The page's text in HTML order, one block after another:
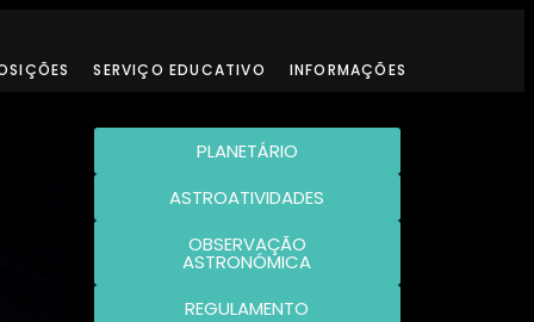
SERVIÇO EDUCATIVO INFORMAÇÕES
PLANETÁRIO
ASTROATIVIDADES
OBSERVAÇÃO
ASTRONÓMICA
REGULAMENTO